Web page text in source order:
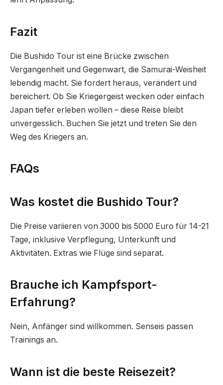
Fazit
Die Bushido Tour ist eine Brücke zwischen
Vergangenheit und Gegenwart, die Samurai-Weisheit
lebendig macht. Sie fordert heraus, verändert und
bereichert. Ob Sie Kriegergeist wecken oder einfach
Japan tiefer erleben wollen – diese Reise bleibt
unvergesslich. Buchen Sie jetzt und treten Sie den
Weg des Kriegers an.
FAQs
Was kostet die Bushido Tour?
Die Preise variieren von 3000 bis 5000 Euro für 14-21
Tage, inklusive Verpflegung, Unterkunft und
Aktivitäten. Extras wie Flüge sind separat.
Brauche ich Kampfsport-
Erfahrung?
Nein, Anfänger sind willkommen. Senseis passen
Trainings an.
Wann ist die beste Reisezeit?